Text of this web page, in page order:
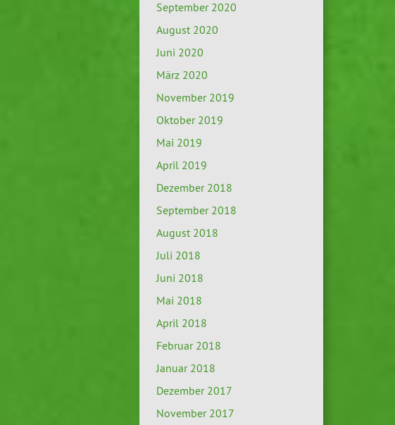
September 2020
August 2020
Juni 2020
März 2020
November 2019
Oktober 2019
Mai 2019
April 2019
Dezember 2018
September 2018
August 2018
Juli 2018
Juni 2018
Mai 2018
April 2018
Februar 2018
Januar 2018
Dezember 2017
November 2017